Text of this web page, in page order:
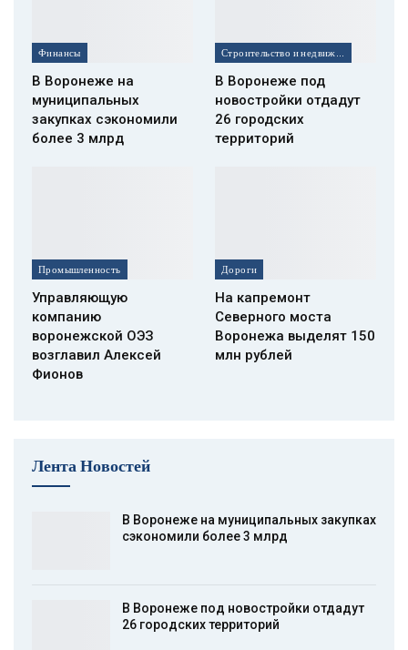
Финансы
В Воронеже на
муниципальных
закупках сэкономили
более 3 млрд
В Воронеже под
новостройки отдадут
26 городских
территорий
Промышленность
Управляющую
компанию
воронежской ОЭЗ
возглавил Алексей
Фионов
Дороги
На капремонт
Северного моста
Воронежа выделят 150
млн рублей
Лента Новостей
В Воронеже на муниципальных закупках
сэкономили более 3 млрд
В Воронеже под новостройки отдадут
26 городских территорий